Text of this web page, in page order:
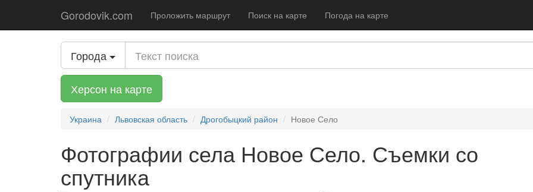
Gorodovik.com Проложить маршрут Поиск на карте Погода на карте
Города
Херсон на карте
Украина Львовская область Дрогобыцкий район Новое Село
Фотографии села Новое Село. Съемки со
спутника